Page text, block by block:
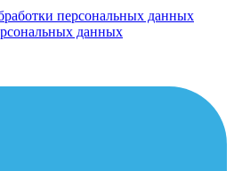
персональных данных
данных